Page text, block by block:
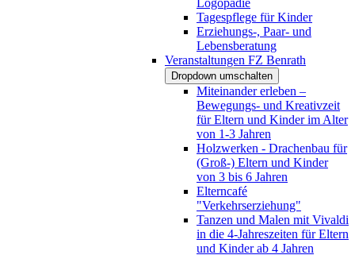
Tagespflege für Kinder
Erziehungs-, Paar- und
Lebensberatung
Veranstaltungen FZ Benrath
Dropdown umschalten
Miteinander erleben –
Bewegungs- und Kreativzeit
für Eltern und Kinder im Alter
von 1-3 Jahren
Holzwerken - Drachenbau für
(Groß-) Eltern und Kinder
von 3 bis 6 Jahren
Elterncafé
"Verkehrserziehung"
Tanzen und Malen mit Vivaldi
in die 4-Jahreszeiten für Eltern
und Kinder ab 4 Jahren